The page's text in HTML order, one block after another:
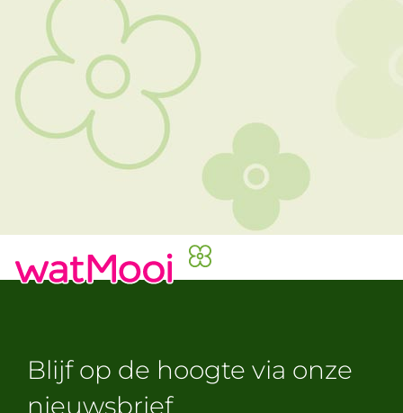
Blijf op de hoogte via onze
nieuwsbrief